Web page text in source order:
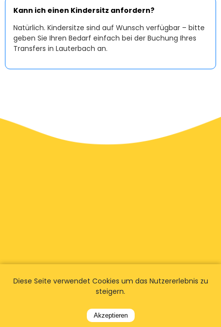
Kann ich einen Kindersitz anfordern?
Natürlich. Kindersitze sind auf Wunsch verfügbar – bitte
geben Sie Ihren Bedarf einfach bei der Buchung Ihres
Transfers in Lauterbach an.
Wir habenFans weltweit
Finden Sie heraus, was Kunden über ihre
Diese Seite verwendet Cookies um das Nutzererlebnis zu
steigern.
Akzeptieren